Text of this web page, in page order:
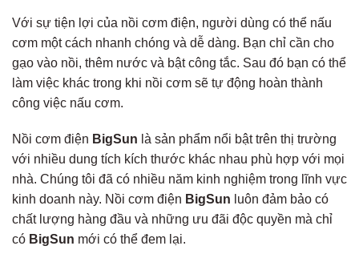
Với sự tiện lợi của nồi cơm điện, người dùng có thể nấu
cơm một cách nhanh chóng và dễ dàng. Bạn chỉ cần cho
gạo vào nồi, thêm nước và bật công tắc. Sau đó bạn có thể
làm việc khác trong khi nồi cơm sẽ tự động hoàn thành
công việc nấu cơm.
Nồi cơm điện BigSun là sản phẩm nổi bật trên thị trường
với nhiều dung tích kích thước khác nhau phù hợp với mọi
nhà. Chúng tôi đã có nhiều năm kinh nghiệm trong lĩnh vực
kinh doanh này. Nồi cơm điện BigSun luôn đảm bảo có
chất lượng hàng đầu và những ưu đãi độc quyền mà chỉ
có BigSun mới có thể đem lại.